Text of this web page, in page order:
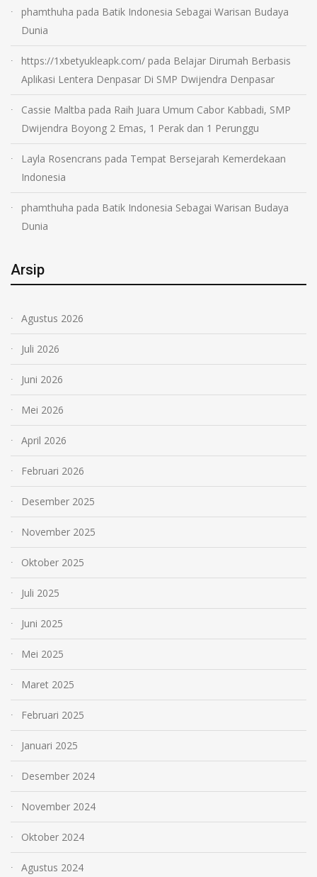
phamthuha pada Batik Indonesia Sebagai Warisan Budaya
Dunia
https://1xbetyukleapk.com/ pada Belajar Dirumah Berbasis
Aplikasi Lentera Denpasar Di SMP Dwijendra Denpasar
Cassie Maltba pada Raih Juara Umum Cabor Kabbadi, SMP
Dwijendra Boyong 2 Emas, 1 Perak dan 1 Perunggu
Layla Rosencrans pada Tempat Bersejarah Kemerdekaan
Indonesia
phamthuha pada Batik Indonesia Sebagai Warisan Budaya
Dunia
Arsip
Agustus 2026
Juli 2026
Juni 2026
Mei 2026
April 2026
Februari 2026
Desember 2025
November 2025
Oktober 2025
Juli 2025
Juni 2025
Mei 2025
Maret 2025
Februari 2025
Januari 2025
Desember 2024
November 2024
Oktober 2024
Agustus 2024